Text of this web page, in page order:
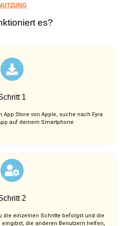
es?
1
App Store von Apple, suche nach Fyra
auf deinem Smartphone.
2
die einzelnen Schritte befolgst und die
die anderen Benutzern helfen,